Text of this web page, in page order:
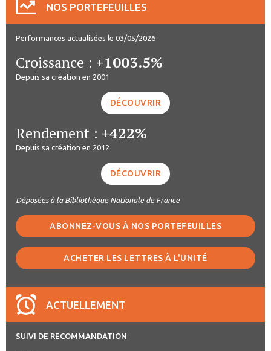
NOS PORTEFEUILLES
Performances actualisées le 03/05/2026
Croissance : +1003.5%
Depuis sa création en 2001
DÉCOUVRIR
Rendement : +422%
Depuis sa création en 2012
DÉCOUVRIR
Déposées à la Bibliothèque Nationale de France
ABONNEZ-VOUS À NOS PORTEFEUILLES
ACHETER LES LETTRES À L'UNITÉ
ACTUELLEMENT
SUIVI DE RECOMMANDATION